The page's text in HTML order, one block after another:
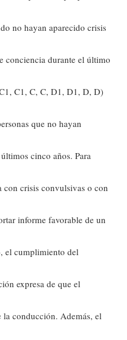
no hayan aparecido crisis
conciencia durante el último
C1, C, C, D1, D1, D, D)
que no hayan
cinco años. Para
con crisis convulsivas o con
informe favorable de un
el cumplimiento del
expresa de que el
conducción. Además, el